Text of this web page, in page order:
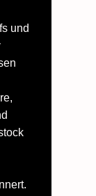
und